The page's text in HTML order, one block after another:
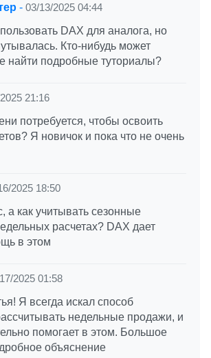
- 03/13/2025 04:44
DAX для аналога, но
Кто-нибудь может
найти подробные туториалы?
21:16
потребуется, чтобы освоить
Я новичок и пока что не очень
2025 18:50
а как учитывать сезонные
расчетах? DAX дает
в этом
2025 01:58
Я всегда искал способ
недельные продажи, и
помогает в этом. Большое
объяснение